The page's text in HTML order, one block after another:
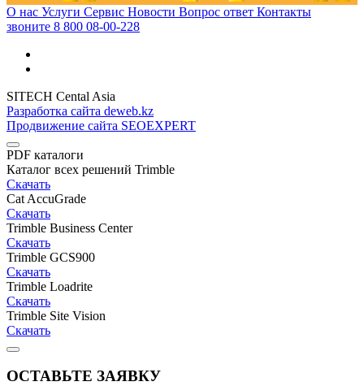
О нас Услуги Сервис Новости Вопрос ответ Контакты
звоните 8 800 08-00-228
SITECH Cental Asia
Разработка сайта deweb.kz
Продвижение сайта SEOEXPERT
PDF каталоги
Каталог всех решений Trimble
Скачать
Cat AccuGrade
Скачать
Trimble Business Center
Скачать
Trimble GCS900
Скачать
Trimble Loadrite
Скачать
Trimble Site Vision
Скачать
ОСТАВЬТЕ ЗАЯВКУ